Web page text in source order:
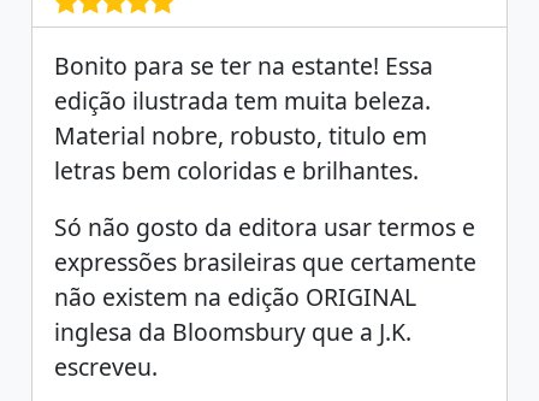
Bonito para se ter na estante! Essa
edição ilustrada tem muita beleza.
Material nobre, robusto, titulo em
letras bem coloridas e brilhantes.
Só não gosto da editora usar termos e
expressões brasileiras que certamente
não existem na edição ORIGINAL
inglesa da Bloomsbury que a J.K.
escreveu.